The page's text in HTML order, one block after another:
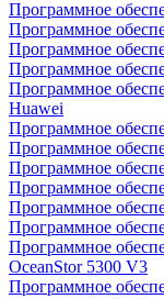
Программное
Программное
Программное
Программное
Программное
Huawei
Программное
Программное
Программное
Программное
Программное
Программное
Программное
OceanStor 5300 V3
Программное